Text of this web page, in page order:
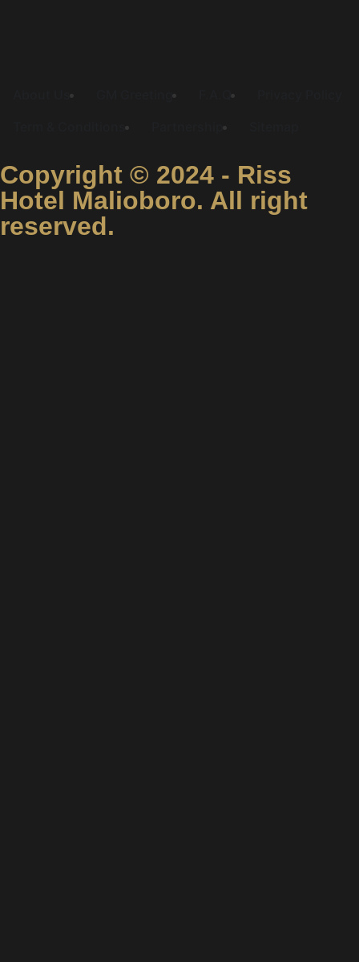
About Us GM Greeting
Term & Conditions
Copyright © 2024 - Riss
Hotel Malioboro. All right
reserved.